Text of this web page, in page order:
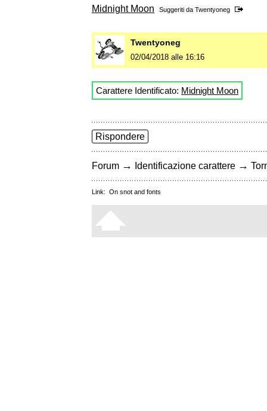
Midnight Moon Suggeriti da Twentyoneg
Twentyoneg
02/04/2018 alle 16:16
Carattere Identificato: Midnight Moon
Rispondere
Forum → Identificazione carattere →
Link: On snot and fonts